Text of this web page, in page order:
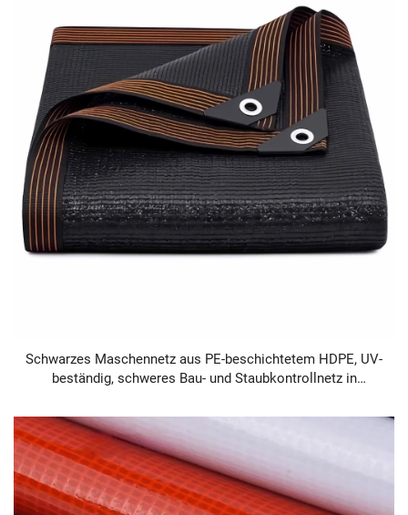
Schwarzes Maschennetz aus PE-beschichtetem HDPE, UV-
beständig, schweres Bau- und Staubkontrollnetz in